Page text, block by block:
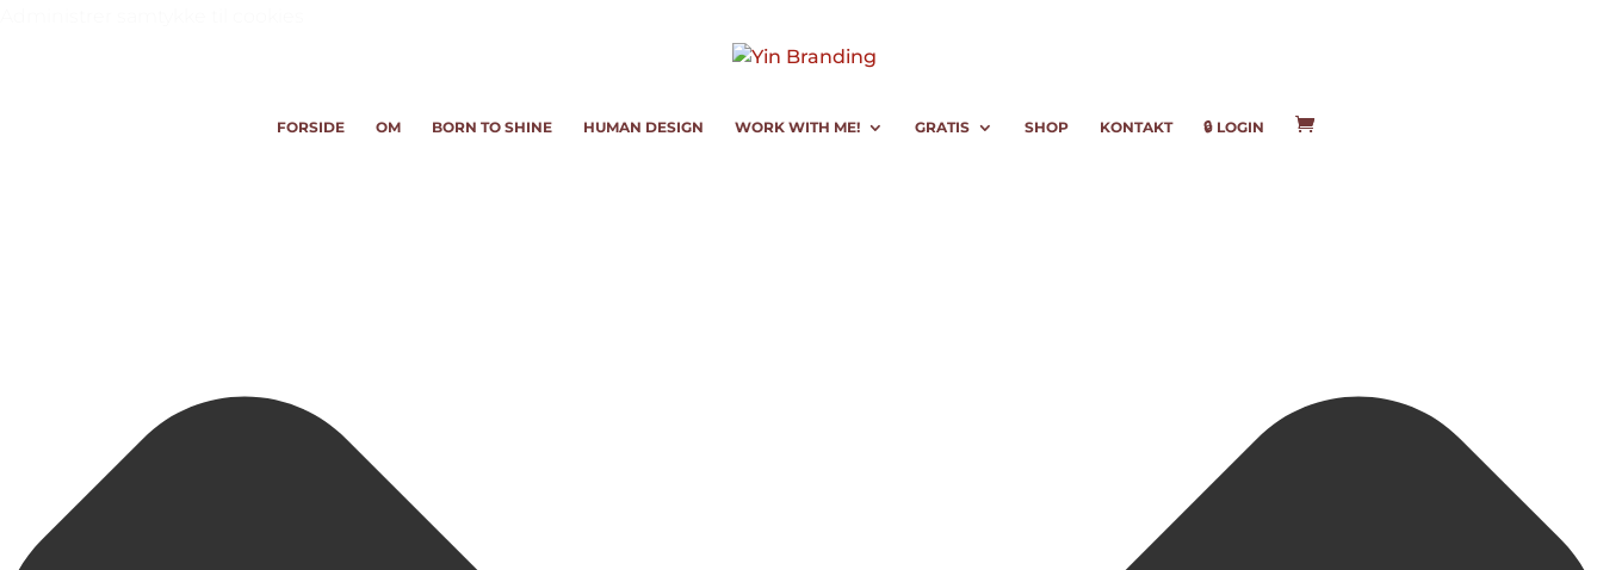
FORSIDE OM BORN TO SHINE HUMAN DESIGN WORK WITH ME! GRATIS SHOP KONTAKT 🔒 LOGIN